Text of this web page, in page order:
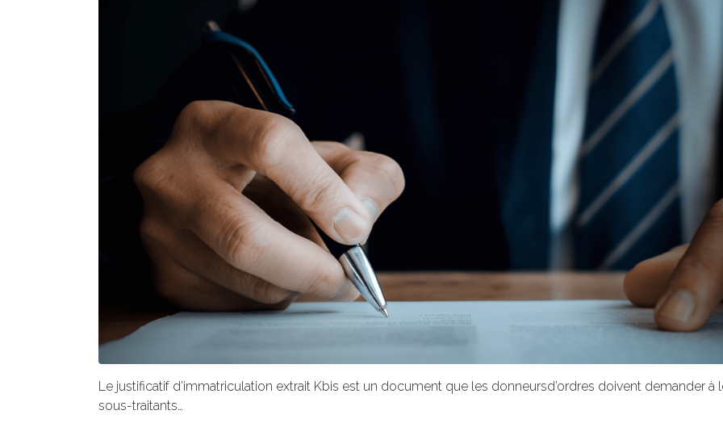
Le justificatif d’immatriculation extrait Kbis est un document que les donneursd’ordres doivent demander à
sous-traitants…